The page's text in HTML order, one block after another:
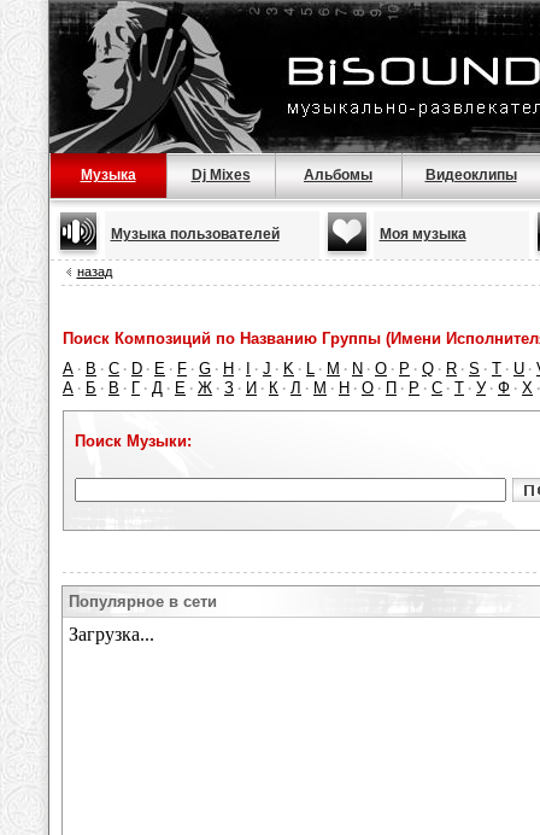
Музыка Dj Mixes Альбомы Видеоклипы
Музыка пользователей Моя музыка
назад
Поиск Композиций по Названию Группы (Имени
A · B · C · D · E · F · G · H · · J · K · L · M · N · O · P · Q · R · S · T · U ·
А · Б · В · Г · Д · Е · Ж · З · И · К · Л · М · Н · О · П · Р · С · Т · У · Ф · Х
Поиск Музыки:
Популярное в сети